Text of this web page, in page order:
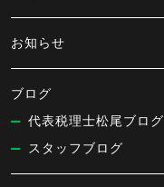
お知らせ
ブログ
代表税理士松尾ブログ
スタッフブログ